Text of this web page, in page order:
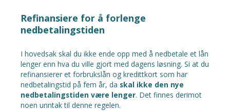
Refinansiere for å forlenge
nedbetalingstiden
I hovedsak skal du ikke ende opp med å nedbetale et lån
lenger enn hva du ville gjort med dagens løsning. Si at du
refinansierer et forbrukslån og kredittkort som har
nedbetalingstid på fem år, da skal ikke den nye
nedbetalingstiden være lenger. Det finnes derimot
noen unntak til denne regelen.